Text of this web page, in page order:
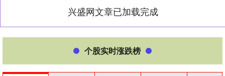
兴盛网文章已加载完成
个股实时涨跌榜